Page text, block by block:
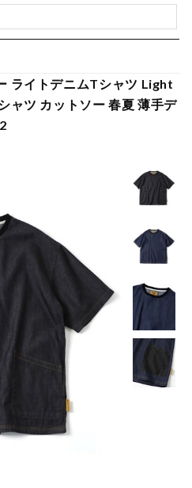
ライトデニムTシャツ Light
ャツ カットソー 春夏 薄手デ